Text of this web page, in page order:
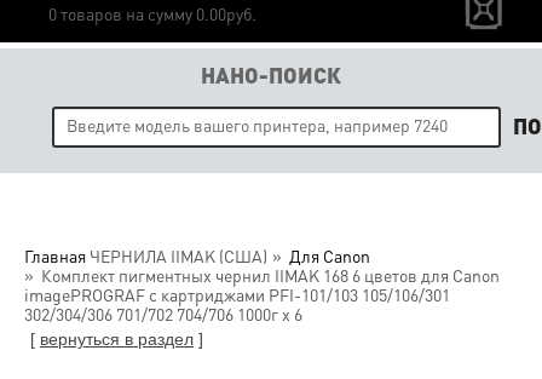
0 товаров на сумму 0.00руб.
НАНО-ПОИСК
Главная ЧЕРНИЛА IIMAK (США)
Для Canon
Комплект пигментных чернил IIMAK 168 6 цветов для Canon
imagePROGRAF с картриджами PFI-101/103 105/106/301
302/304/306 701/702 704/706 1000г х 6
[ вернуться в раздел ]